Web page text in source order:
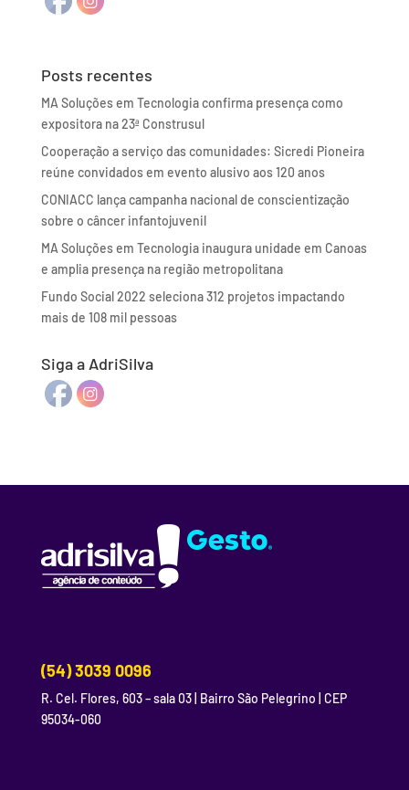
Posts recentes
MA Soluções em Tecnologia confirma presença como
expositora na 23ª Construsul
Cooperação a serviço das comunidades: Sicredi Pioneira
reúne convidados em evento alusivo aos 120 anos
CONIACC lança campanha nacional de conscientização
sobre o câncer infantojuvenil
MA Soluções em Tecnologia inaugura unidade em Canoas
e amplia presença na região metropolitana
Fundo Social 2022 seleciona 312 projetos impactando
mais de 108 mil pessoas
Siga a AdriSilva
(54) 3039 0096
R. Cel. Flores, 603 – sala 03 | Bairro São Pelegrino | CEP
95034-060